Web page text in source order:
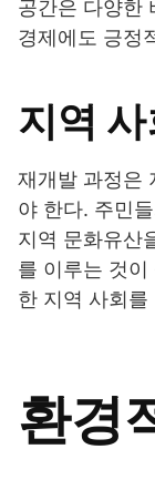
공간은 다양한
경제에도 긍정
지역
재개발 과정은
야 한다. 주민
지역 문화유산
를 이루는 것
한 지역 사회
환경